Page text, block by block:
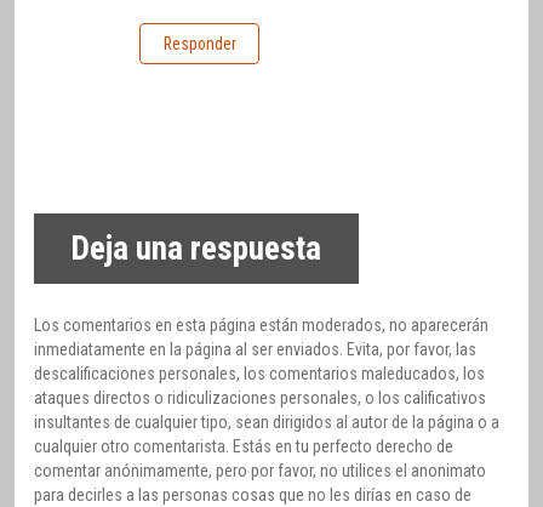
Responder
Deja una respuesta
Los comentarios en esta página están moderados, no aparecerán
inmediatamente en la página al ser enviados. Evita, por favor, las
descalificaciones personales, los comentarios maleducados, los
ataques directos o ridiculizaciones personales, o los calificativos
insultantes de cualquier tipo, sean dirigidos al autor de la página o a
cualquier otro comentarista. Estás en tu perfecto derecho de
comentar anónimamente, pero por favor, no utilices el anonimato
para decirles a las personas cosas que no les dirías en caso de